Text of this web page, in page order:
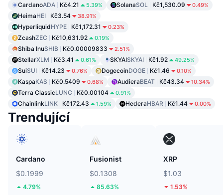
CardanoADA Kč4.21 5.39% SolanaSOL Kč1,530.09 0.49%
HeimaHEI Kč3.54 38.91%
HyperliquidHYPE Kč1,172.31 0.23%
ZcashZEC Kč10,631.92 0.19%
Shiba InuSHIB Kč0.00009833 2.51%
StellarXLM Kč3.41 0.61% SKYAISKYAI Kč1.92 49.25%
SuiSUI Kč14.23 0.76% DogecoinDOGE Kč1.46 0.10%
KaspaKAS Kč0.5409 0.68% AudieraBEAT Kč43.34 10.34%
Terra ClassicLUNC Kč0.00104 0.91%
ChainlinkLINK Kč172.43 1.59% HederaHBAR Kč1.44 0.00%
Trendující
Cardano
$0.1999
4.79%
Fusionist
$0.1308
85.63%
XRP
$1.03
1.53%